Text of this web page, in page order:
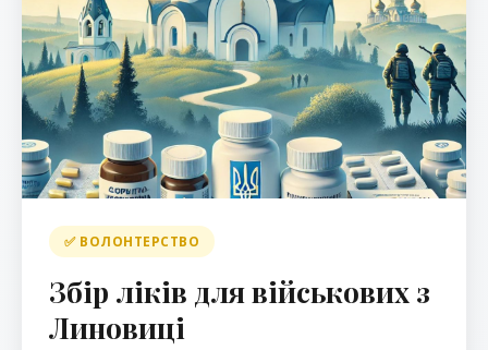
✅ ВОЛОНТЕРСТВО
Збір ліків для військових з
Линовиці